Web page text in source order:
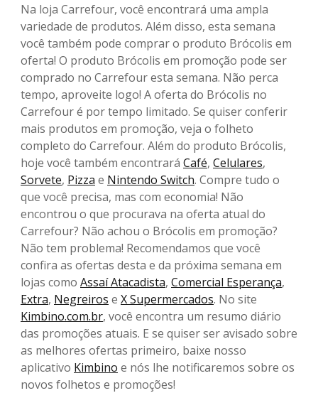
Na loja Carrefour, você encontrará uma ampla
variedade de produtos. Além disso, esta semana
você também pode comprar o produto Brócolis em
oferta! O produto Brócolis em promoção pode ser
comprado no Carrefour esta semana. Não perca
tempo, aproveite logo! A oferta do Brócolis no
Carrefour é por tempo limitado. Se quiser conferir
mais produtos em promoção, veja o folheto
completo do Carrefour. Além do produto Brócolis,
hoje você também encontrará Café, Celulares,
Sorvete, Pizza e Nintendo Switch. Compre tudo o
que você precisa, mas com economia! Não
encontrou o que procurava na oferta atual do
Carrefour? Não achou o Brócolis em promoção?
Não tem problema! Recomendamos que você
confira as ofertas desta e da próxima semana em
lojas como Assaí Atacadista, Comercial Esperança,
Extra, Negreiros e X Supermercados. No site
Kimbino.com.br, você encontra um resumo diário
das promoções atuais. E se quiser ser avisado sobre
as melhores ofertas primeiro, baixe nosso
aplicativo Kimbino e nós lhe notificaremos sobre os
novos folhetos e promoções!